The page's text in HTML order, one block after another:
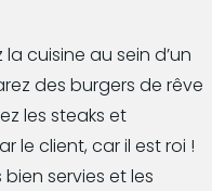
cuisine au sein d’un
des burgers de rêve
les steaks et
le client, car il est roi !
servies et les